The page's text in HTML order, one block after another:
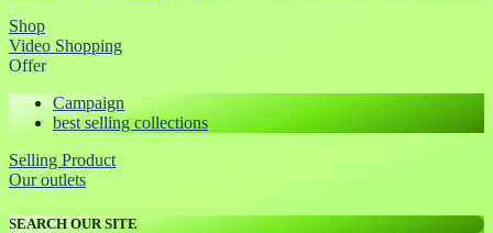
Shop
Video Shopping
Offer
Campaign
best selling collections
Selling Product
Our outlets
SEARCH OUR SITE